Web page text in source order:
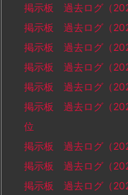
掲示板 過去ログ（
掲示板 過去ログ（
掲示板 過去ログ（
掲示板 過去ログ（
掲示板 過去ログ（
掲示板 過去ログ（
位
掲示板 過去ログ（
掲示板 過去ログ（
掲示板 過去ログ（